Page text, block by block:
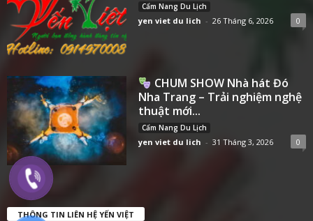
Cẩm Nang Du Lịch
yen viet du lich - 26 Tháng 6, 2026 0
CHUM SHOW Nhà hát Đó
Nha Trang – Trải nghiệm nghệ
thuật mới...
Cẩm Nang Du Lịch
yen viet du lich - 31 Tháng 3, 2026 0
THÔNG TIN LIÊN HỆ YẾN VIỆT